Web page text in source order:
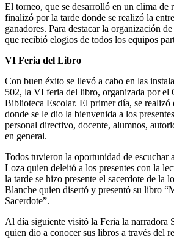
El torneo, que se desarrolló en un clima de
finalizó por la tarde donde se realizó la
ganadores. Para destacar la organización
que recibió elogios de todos los equipos
VI Feria del Libro
Con buen éxito se llevó a cabo en las
502, la VI feria del libro, organizada por el
Biblioteca Escolar. El primer día, se realizó
donde se le dio la bienvenida a los
personal directivo, docente, alumnos,
en general.
Todos tuvieron la oportunidad de escuchar
Loza quien deleitó a los presentes con la
la tarde se hizo presente el sacerdote de la
Blanche quien disertó y presentó su libro
Sacerdote”.
Al día siguiente visitó la Feria la narradora
quien dio a conocer sus libros a través del